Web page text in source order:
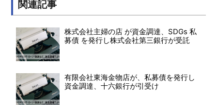
関連記事
株式会社主婦の店 が資金調達、SDGs 私
募債 を発行し株式会社第三銀行が受託
有限会社東海金物店が、私募債を発行し
資金調達、十六銀行が引受け